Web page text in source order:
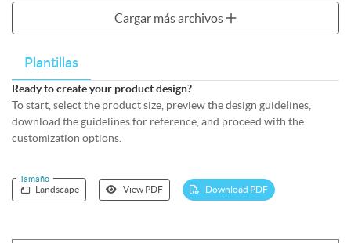
Plantillas
Ready to create your product design?
To start, select the product size, preview the design guidelines,
download the guidelines for reference, and proceed with the
customization options.
Tamaño
Landscape View PDF Download PDF
Cargar más archivos